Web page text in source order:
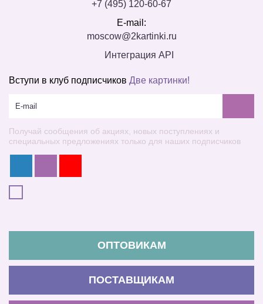
+7 (495) 120-60-67
E-mail:
moscow@2kartinki.ru
Интеграция API
Вступи в клуб подписчиков Две картинки!
Получай сообщения об акциях, новых поступлениях и
специальных предложениях только для наших подписчиков
ОПТОВИКАМ
ПОСТАВЩИКАМ